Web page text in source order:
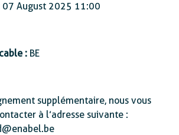
07 August 2025 11:00
: BE
supplémentaire, nous vous
à l’adresse suivante :